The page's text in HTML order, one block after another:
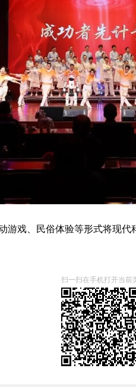
游戏、民俗体验等形式将现
扫一扫在手机打开当前